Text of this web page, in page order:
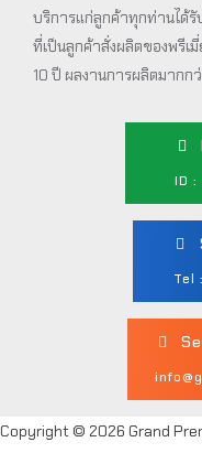
บริการแก่ลูกค้าทุกท่านได้
ที่เป็นลูกค้าสั่งผลิตของพรีเ
10 ปี ผลงานการผลิตมากก
ID :
Tel
Copyright © 2026 Grand